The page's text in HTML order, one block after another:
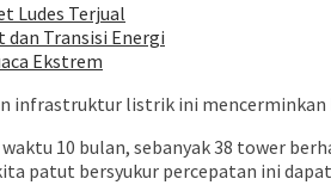
Ludes Terjual
dan Transisi Energi
Ekstrem
infrastruktur listrik ini
10 bulan, sebanyak 38 tower
patut bersyukur percepatan ini